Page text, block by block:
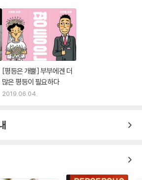
도 많은 상황에서 가사나 육아를 고민하며 일
신이었는지 되돌아본다. 결국 세상의 엄마, 아
할에 대한 고정관념이 생긴 것이었다.
들로 구성된 가족만 ‘정상가족’이고 그 외의
고정관념 역시 부부는 반대한다. 은홍은 동성
이 ‘호모포비아’였음을 고백하고 성소수자를
다 스스로 고민하고 공부하며 편견에서 벗어
없음을 깨닫고 집안일을 맡고 밭일을 즐기는
체육대회 때 부녀회에서 여자들도 즐길 수 있
하자, 동네 아주머니들이 만든 맛있는 음식을
[평등은 개뿔] 부부에겐 더
많은 평등이 필요하다
2019.06.04.